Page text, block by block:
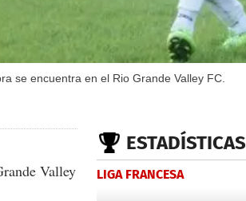
se encuentra en el Rio Grande Valley FC.
Valley
ESTADÍSTICAS
LIGA FRANCESA